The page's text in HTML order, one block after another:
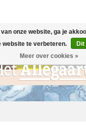
onze website, ga je
website te verbeteren.
Meer over cookies »